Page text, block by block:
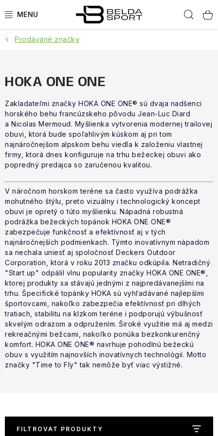
na
SPORTY
BOGNER
OBLEČENÍ
BOTY
DOPLŇKY
VÝPRODEJ
NAŠE SLUŽBY
NEZAŘAZENÉ
NOVÝ IMPORT
ZIMNÍ SPORTY
LETNÍ SPORTY
EXTRAS
Prodávané značky
HOKA ONE ONE
Zakladateľmi značky HOKA ONE ONE® sú dvaja nadšenci
horského behu francúzskeho pôvodu Jean-Luc Diard
a Nicolas Mermoud. Myšlienka vytvorenia modernej trailovej
obuvi, ktorá bude spoľahlivým kúskom aj pri tom
najnáročnejšom alpskom behu viedla k založeniu vlastnej
firmy, ktorá dnes konfiguruje na trhu bežeckej obuvi ako
popredný predajca so zaručenou kvalitou.
V náročnom horskom teréne sa často využíva podrážka
mohutného štýlu, preto vizuálny i technologický koncept
obuvi je opretý o túto myšlienku. Nápadná robustná
podrážka bežeckých topánok HOKA ONE ONE®
zabezpečuje funkčnosť a efektívnosť aj v tých
najnáročnejších podmienkach. Týmto inovatívnym nápadom
sa nechala uniesť aj spoločnosť Deckers Outdoor
Corporation, ktorá v roku 2013 značku odkúpila. Netradičný
"Start up" odpálil vlnu popularity značky HOKA ONE ONE®,
ktorej produkty sa stávajú jednými z najpredávanejšími na
trhu. Špecifické topánky HOKA sú vyhľadávané najlepšími
športovcami, nakoľko zabezpečia efektívnosť pri dlhých
tratiach, stabilitu na klzkom teréne i podporujú výbušnosť
skvelým odrazom a odpružením. Široké využitie má aj medzi
rekreačnými bežcami, nakoľko ponúka bezkonkurenčný
komfort. HOKA ONE ONE® navrhuje pohodlnú bežeckú
obuv s využitím najnovších inovatívnych technológií. Motto
značky "Time to Fly" tak nemôže byť viac výstižné.
FILTROVAT PRODUKTY